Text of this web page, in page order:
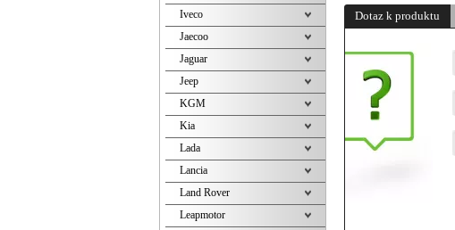
Dotaz k produktu
Iveco
Jaecoo
Jaguar
Jeep
KGM
Kia
Lada
Lancia
Land Rover
Leapmotor